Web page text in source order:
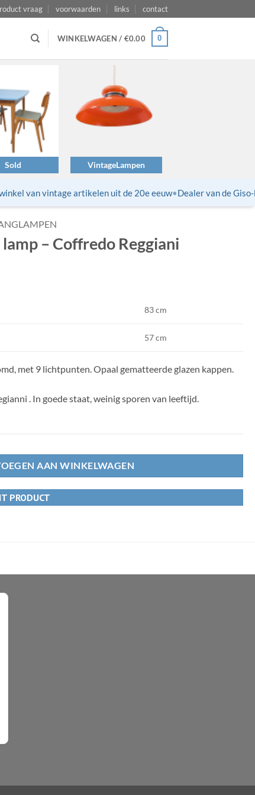
vraag voorwaarden links contact
WINKELWAGEN / €0.00 0
Sold VintageLampen
van vintage artikelen uit de 20e eeuw•Dealer van de Giso-
– Coffredo Reggiani
83 cm
57 cm
met 9 lichtpunten. Opaal gematteerde glazen kappen.
. In goede staat, weinig sporen van leeftijd.
AAN WINKELWAGEN
PRODUCT